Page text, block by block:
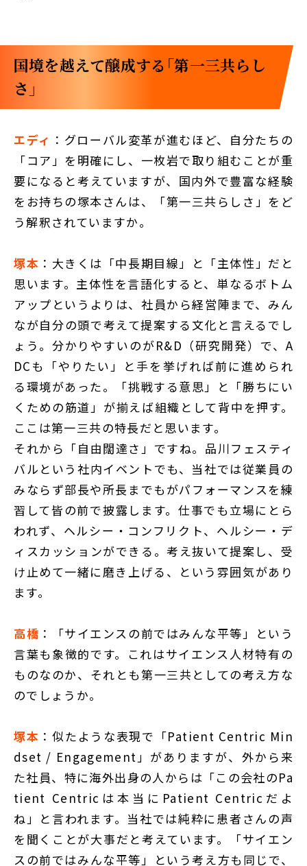
国境を越えて醸成する「第一三共らし
さ」
エディ ：グローバル変革が進むほど、自分たちの
「コア」を明確にし、一枚岩で取り組むことが重
要になると考えていますが、国内外で豊富な経験
をお持ちの塚本さんは、「第一三共らしさ」をど
う解釈されていますか。
塚本 ：大きくは「中長期目線」と「主体性」だと
思います。主体性を言語化すると、単なるボトム
アップというよりは、社員から経営陣まで、みん
なが自分の頭で考えて提案する文化と言えるでし
ょう。分かりやすいのがR&D（研究開発）で、A
DCも「やりたい」と手を挙げれば前に進められ
る環境があった。「挑戦する意思」と「勝ちにい
くための筋道」が揃えば組織として背中を押す。
ここは第一三共の特長だと思います。
それから「自由闊達さ」ですね。品川フェスティ
バルという社内イベントでも、当社では従業員の
みならず部長や所長までもがパフォーマンスを練
習して皆の前で披露します。仕事でも立場にとら
われず、ヘルシー・コンフリクト、ヘルシー・デ
ィスカッションができる。考え抜いて提案し、受
け止めて一緒に磨き上げる、という雰囲気があり
ます。
高橋 ：「サイエンスの前ではみんな平等」という
言葉も象徴的です。これはサイエンス人材特有の
ものなのか、それとも第一三共としての考え方な
のでしょうか。
塚本 ：似たような表現で「Patient Centric Min
dset / Engagement」がありますが、外から来
た社員、特に海外出身の人からは「この会社のPa
tient Centricは本当にPatient Centricだよ
ね」と言われます。当社では純粋に患者さんの声
を聞くことが大事だと考えています。「サイエン
スの前ではみんな平等」という考え方も同じで、